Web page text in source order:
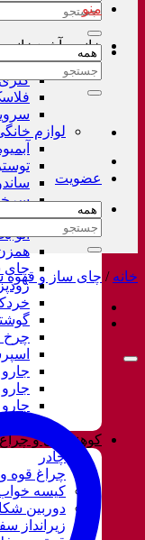
جستجو
خانه و آشپزخانه
لوازم
لوازم
اتو
چای
جارو
کوهنوردی و چراغ
چادر
چراغ قوه
کیسه
دوربین
زیرانداز
منو
جستجو
عضویت
جستجو
خانه / چای ساز و قهوه